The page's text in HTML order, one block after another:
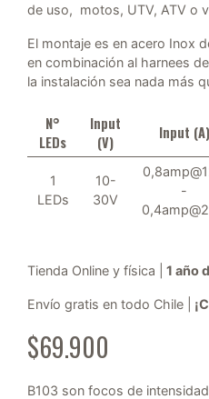
de uso, motos, UTV, ATV o
El montaje es en acero Inox
en combinación al harnees
la instalación sea nada más
N°
LEDs
Input
(V)
Input (A)
1
LEDs
10-
30V
-
Tienda Online y física | 1 año
Envío gratis en todo Chile |
$69.900
B103 son focos de